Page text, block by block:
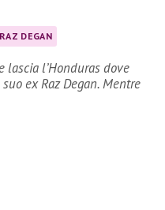
RAZ DEGAN
lascia l’Honduras dove
ex Raz Degan. Mentre